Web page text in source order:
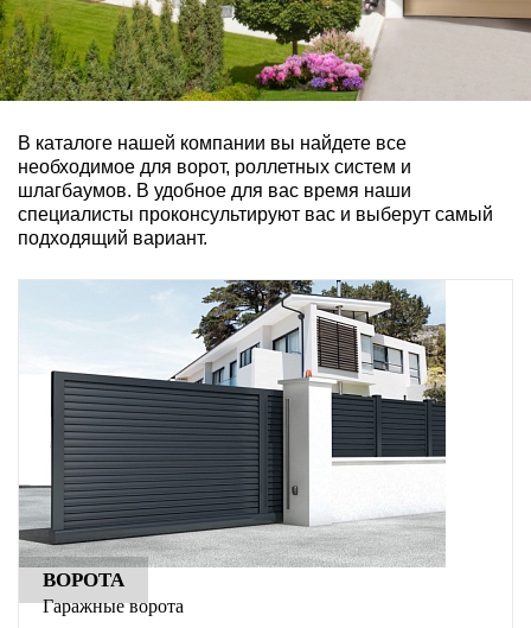
В каталоге нашей компании вы найдете все
необходимое для ворот, роллетных систем и
шлагбаумов. В удобное для вас время наши
специалисты проконсультируют вас и выберут самый
подходящий вариант.
ВОРОТА
Гаражные ворота